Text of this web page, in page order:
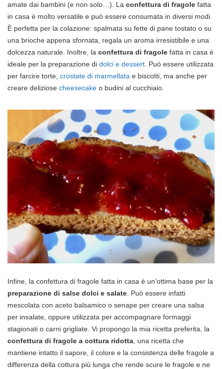
amate dai bambini (e non solo…). La confettura di fragole fatta
in casa è molto versatile e può essere consumata in diversi modi.
È perfetta per la colazione: spalmata su fette di pane tostato o su
una brioche appena sfornata, regala un aroma irresistibile e una
dolcezza naturale. Inoltre, la confettura di fragole fatta in casa è
ideale per la preparazione di dolci e dessert. Può essere utilizzata
per farcire torte, crostate di marmellata e biscotti, ma anche per
creare deliziose cheesecake o budini al cucchiaio.
Infine, la confettura di fragole fatta in casa è un’ottima base per la
preparazione di salse dolci e salate . Può essere infatti
mescolata con aceto balsamico o senape per creare una salsa
per insalate, oppure utilizzata per accompagnare formaggi
stagionati o carni grigliate. Vi propongo la mia ricetta preferita, la
confettura di fragole a cottura ridotta , una ricetta che
mantiene intatto il sapore, il colore e la consistenza delle fragole a
differenza della cottura più lunga che rende scure le fragole e ne